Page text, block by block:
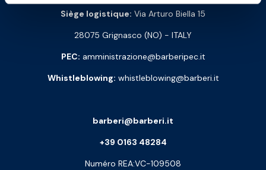
Siège logistique: Via Arturo Biella 15
28075 Grignasco (NO) - ITALY
PEC: amministrazione@barberipec.it
Whistleblowing: whistleblowing@barberi.it
barberi@barberi.it
+39 0163 48284
Numéro REA:VC-109508